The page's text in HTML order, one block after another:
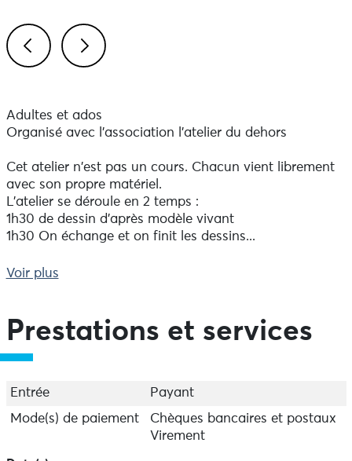
Adultes et ados
Organisé avec l'association l'atelier du dehors
Cet atelier n'est pas un cours. Chacun vient librement
avec son propre matériel.
L'atelier se déroule en 2 temps :
1h30 de dessin d'après modèle vivant
1h30 On échange et on finit les dessins...
Participation : 7€ par personne / ou 5€ avec adhésion
Voir plus
Prestations et services
Entrée
Payant
Mode(s) de paiement
Chèques bancaires et postaux
Virement